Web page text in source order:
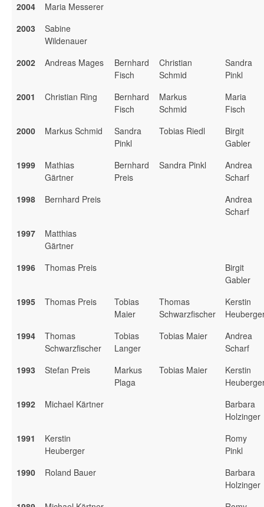
2004
Maria Messerer
2003
Sabine
Wildenauer
2002
Andreas Mages
Bernhard
Fisch
Christian
Schmid
Sandra
Pinkl
2001
Christian Ring
Bernhard
Fisch
Markus
Schmid
Maria
Fisch
2000
Markus Schmid
Sandra
Pinkl
Tobias Riedl
Birgit
Gabler
1999
Mathias
Gärtner
Bernhard
Preis
Sandra Pinkl
Andrea
Scharf
1998
Bernhard Preis
Andrea
Scharf
1997
Matthias
Gärtner
1996
Thomas Preis
Birgit
Gabler
1995
Thomas Preis
Tobias
Maier
Thomas
Schwarzfischer
Kerstin
1994
Thomas
Schwarzfischer
Tobias
Langer
Tobias Maier
Andrea
Scharf
1993
Stefan Preis
Markus
Plaga
Tobias Maier
Kerstin
1992
Michael Kärtner
Barbara
Holzinger
1991
Kerstin
Heuberger
Romy
Pinkl
1990
Roland Bauer
Barbara
Holzinger